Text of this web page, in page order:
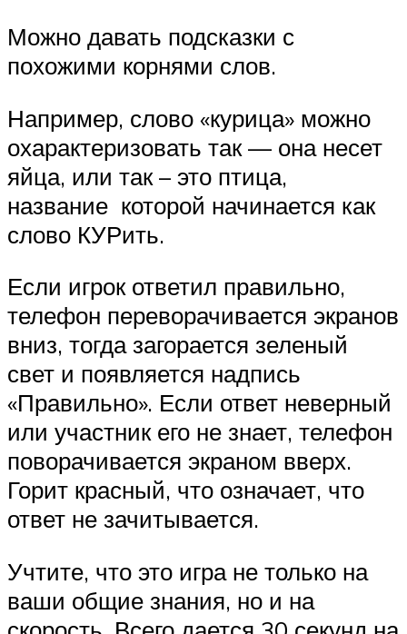
Можно давать подсказки с
похожими корнями слов.
Например, слово «курица» можно
охарактеризовать так — она несет
яйца, или так – это птица,
название которой начинается как
слово КУРить.
Если игрок ответил правильно,
телефон переворачивается экранов
вниз, тогда загорается зеленый
свет и появляется надпись
«Правильно». Если ответ неверный
или участник его не знает, телефон
поворачивается экраном вверх.
Горит красный, что означает, что
ответ не зачитывается.
Учтите, что это игра не только на
ваши общие знания, но и на